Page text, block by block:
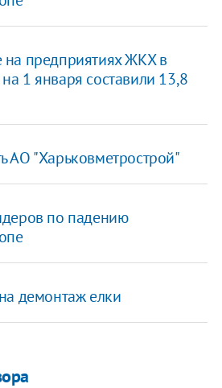
на предприятиях ЖКХ в
1 января составили 13,8
АО "Харьковметрострой"
по падению
демонтаж елки